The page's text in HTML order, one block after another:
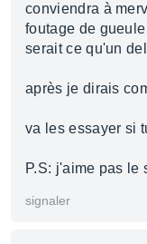
conviendra à
foutage de
serait ce qu'un
après je dirais
va les essayer si
P.S: j'aime pas le
signaler